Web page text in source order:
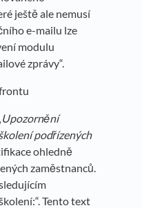
ještě ale nemusí
e-mailu lze
modulu
zprávy“.
Upozornění
podřízených
ohledně
zaměstnanců.
Tento text